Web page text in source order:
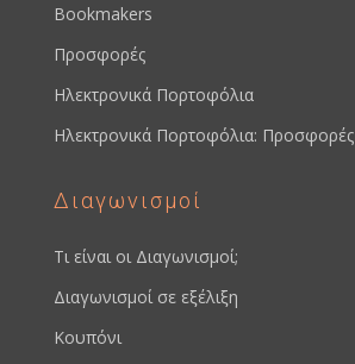
Bookmakers
Προσφορές
Ηλεκτρονικά Πορτοφόλια
Ηλεκτρονικά Πορτοφόλια: Προσφορές
Διαγωνισμοί
Τι είναι οι Διαγωνισμοί;
Διαγωνισμοί σε εξέλιξη
Κουπόνι